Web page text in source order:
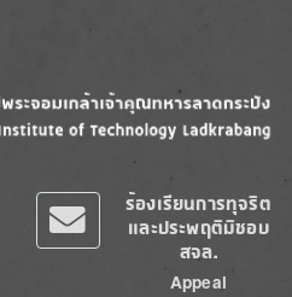
ร้องเรียนการทุจริต
และประพฤติมิชอบ
สจล.
Appeal